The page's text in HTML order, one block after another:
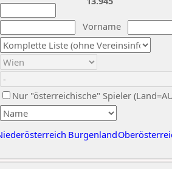
Vorname
Nur "österreichische" Spieler
Burgenland